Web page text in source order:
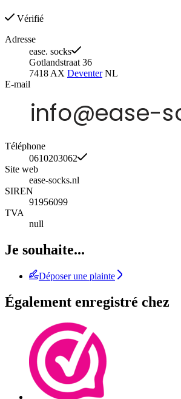
Vérifié
Adresse
ease. socks
Gotlandstraat 36
7418 AX DeventerNL
E-mail
Téléphone
0610203062
Site web
ease-socks.nl
SIREN
91956099
TVA
null
Je souhaite...
Déposer une plainte
Également enregistré chez